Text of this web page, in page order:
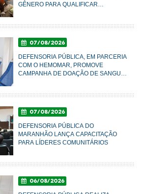
GÊNERO PARA QUALIFICAR
07/08/2026
DEFENSORIA PÚBLICA, EM PARCERIA
COM O HEMOMAR, PROMOVE
CAMPANHA DE DOAÇÃO DE SANGUE
07/08/2026
DEFENSORIA PÚBLICA DO
MARANHÃO LANÇA CAPACITAÇÃO
PARA LÍDERES COMUNITÁRIOS
06/08/2026